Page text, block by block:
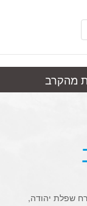
מהקרב
שפלת יהודה,